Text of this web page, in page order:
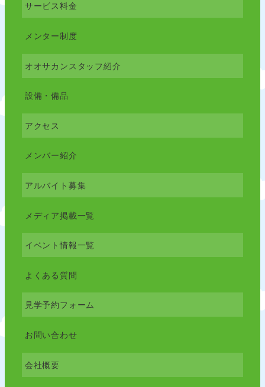
サービス料金
メンター制度
オオサカンスタッフ紹介
設備・備品
アクセス
メンバー紹介
アルバイト募集
メディア掲載一覧
イベント情報一覧
よくある質問
見学予約フォーム
お問い合わせ
会社概要